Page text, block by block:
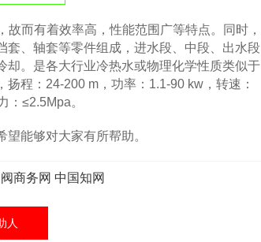
而有着效率高，性能范围广等特点。同时，
、轴套等零件组成，进水段、中段、出水段
却。是各大行业冷热水或物理化学性质类似于
程：24-200 m，功率：1.1-90 kw，转速：
≤2.5Mpa。
能够对大家有所帮助。
商务网 中国知网
人